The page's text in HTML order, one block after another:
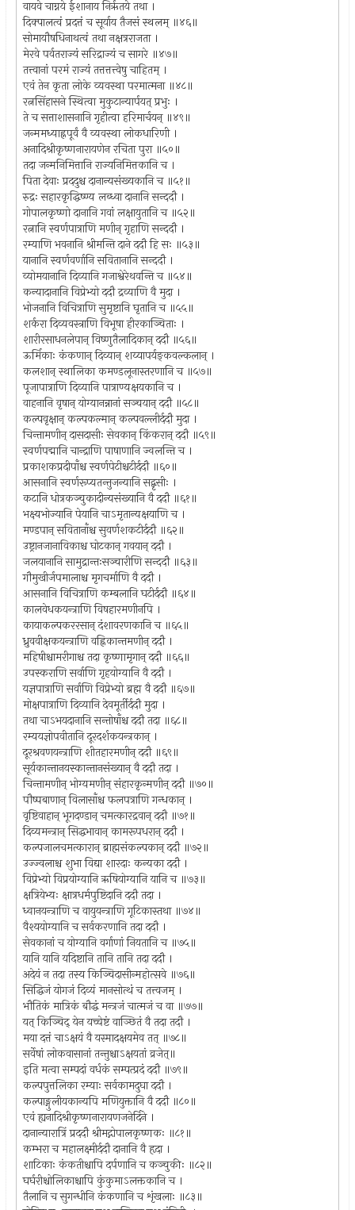
वायवे चाग्नये ईशानाय निर्ऋतये तथा ।
दिक्पालत्वं प्रदत्तं च सूर्याय तैजसं स्थलम् ॥४६॥
सोमायौषधिनाथत्वं तथा नक्षत्रराजता ।
मेरवे पर्वतराज्यं सरिद्राज्यं च सागरे ॥४७॥
तत्त्वानां परमं राज्यं तत्तत्तत्त्वेषु चाहितम् ।
एवं तेन कृता लोके व्यवस्था परमात्मना ॥४८॥
रत्नसिंहासने स्थित्वा मुकुटान्यार्पयत् प्रभुः ।
ते च सत्ताशासनानि गृहीत्वा हरिमार्चयन् ॥४९॥
जन्ममध्याह्नपूर्वं वै व्यवस्था लोकधारिणी ।
अनादिश्रीकृष्णनारायणेन रचिता पुरा ॥५०॥
तदा जन्मनिमित्तानि राज्यनिमित्तकानि च ।
पिता देवाः प्रददुश्च दानान्यसंख्यकानि च ॥५१॥
रुद्रः सहारकृद्धिष्ण्य लब्ध्वा दानानि सन्ददौ ।
गोपालकृष्णो दानानि गवां लक्षायुतानि च ॥५२॥
रत्नानि स्वर्णपात्राणि मणीन् गृहाणि सन्ददौ ।
रम्याणि भवनानि श्रीमन्ति दाने ददौ हि सः ॥५३॥
यानानि स्वर्णवर्णानि सवितानानि सन्ददौ ।
व्योमयानानि दिव्यानि गजाश्वेरेथवन्ति च ॥५४॥
कन्यादानानि विप्रेभ्यो ददौ द्रव्याणि वै मुदा ।
भोजनानि विचित्राणि सुमृष्टानि घृतानि च ॥५५॥
शर्करा दिव्यवस्त्राणि विभूषा हीरकाञ्चिताः ।
शारीरसाधनलेपान् विष्णुतैलादिकान् ददौ ॥५६॥
ऊर्मिकाः कंकणान् दिव्यान् शय्यापर्यङ्कवल्कलान् ।
कलशान् स्थालिका कमण्डलूनास्तरणानि च ॥५७॥
पूजापात्राणि दिव्यानि पात्राण्यक्षयकानि च ।
वाहनानि वृषान् योग्यानन्नानां सञ्चयान् ददौ ॥५८॥
कल्पवृक्षान् कल्पकल्मान् कल्पवल्लीर्ददौ मुदा ।
चिन्तामणीन् दासदासीः सेवकान् किंकरान् ददौ ॥५९॥
स्वर्णपद्मानि चान्द्राणि पाषाणानि ज्वलन्ति च ।
प्रकाशकप्रदीपाँश्च स्वर्णपेटीश्चटीर्ददौ ॥६०॥
आसनानि स्वर्णरूप्यतन्तुजन्यानि सद्बृसीः ।
कटानि धोत्रकञ्चुकादीन्यसंख्यानि वै ददौ ॥६१॥
भक्ष्यभोज्यानि पेयानि चाऽमृतान्यक्षयाणि च ।
मण्डपान् सवितानाँश्च सुवर्णशकटीर्ददौ ॥६२॥
उष्ट्रानजानाविकाश्च घोटकान् गवयान् ददौ ।
जलयानानि सामुद्रान्तःसञ्चारीणि सन्ददौ ॥६३॥
गौमुखीर्जपमालाश्च मृगचर्माणि वै ददौ ।
आसनानि विचित्राणि कम्बलानि घटीर्ददौ ॥६४॥
कालवेधकयन्त्राणि विषहारमणीनपि ।
कायाकल्पकररसान् दंशावरणकानि च ॥६५॥
ध्रुववीक्षकयन्त्राणि वह्निकान्तमणीन् ददौ ।
महिषीश्चामरीगाश्च तदा कृष्णामृगान् ददौ ॥६६॥
उपस्कराणि सर्वाणि गृहयोग्यानि वै ददौ ।
यज्ञपात्राणि सर्वाणि विप्रेभ्यो ब्रह्म वै ददौ ॥६७॥
मोक्षपात्राणि दिव्यानि देवमूर्तीर्ददौ मुदा ।
तथा चाऽभयदानानि सन्तोषाँश्च ददौ तदा ॥६८॥
रम्ययज्ञोपवीतानि दूरदर्शकयन्त्रकान् ।
दूरश्रवणयन्त्राणि शीतहारमणीन् ददौ ॥६९॥
सूर्यकान्तानयस्कान्तानसंख्यान् वै ददौ तदा ।
चिन्तामणीन् भोग्यमणीन् संहारकृन्मणीन् ददौ ॥७०॥
पौष्पबाणान् विलासाँश्च फलपत्राणि गन्धकान् ।
वृष्टिवाहान् भूगदण्डान् चमत्कारद्रवान् ददौ ॥७१॥
दिव्यमन्त्रान् सिद्धभावान् कामरूपधरान् ददौ ।
कल्पजालचमत्कारान् ब्राह्मसंकल्पकान् ददौ ॥७२॥
उज्ज्वलाश्च शुभा विद्या शारदाः कन्यका ददौ ।
विप्रेभ्यो विप्रयोग्यानि ऋषियोग्यानि यानि च ॥७३॥
क्षत्रियेभ्यः क्षात्रधर्मपुष्टिदानि ददौ तदा ।
ध्वानयन्त्राणि च वायुयन्त्राणि गूटिकास्तथा ॥७४॥
वैश्ययोग्यानि च सर्वकरणानि तदा ददौ ।
सेवकानां च योग्यानि वर्गाणां नियतानि च ॥७५॥
यानि यानि यदिष्टानि तानि तानि तदा ददौ ।
अदेयं न तदा तस्य किञ्चिदासीन्महोत्सवे ॥७६॥
सिद्धिजं योगजं दिव्यं मानसोत्थं च तत्त्वजम् ।
भौतिकं मात्रिकं बौद्धं मन्त्रजं चात्मजं च वा ॥७७॥
यत् किञ्चिद् येन यच्चेष्टं वाञ्छितं वै तदा तदौ ।
मया दत्तं चाऽक्षयं वै यस्मादक्षयमेव तत् ॥७८॥
सर्वेषां लोकवासानां तन्तुश्चाऽक्षयतां व्रजेत्॥
इति मत्वा सम्पदां वर्धकं सम्पत्प्रदं ददौ ॥७९॥
कल्पपुत्तलिका रम्याः सर्वकामदुघा ददौ ।
कल्पाङ्गुलीयकान्यपि मणियुक्तानि वै ददौ ॥८०॥
एवं ह्यनादिश्रीकृष्णनारायणजनेर्दिने ।
दानान्यारात्रिं प्रददौ श्रीमद्गोपालकृष्णकः ॥८१॥
कम्भरा च महालक्ष्मीर्ददौ दानानि वै हृदा ।
शाटिकाः कंकतीश्चापि दर्पणानि च कञ्चुकीः ॥८२॥
घर्घरीश्चोलिकाश्चापि कुंकुमाऽलक्तकानि च ।
तैलानि च सुगन्धीनि कंकणानि च शृंखलाः ॥८३॥